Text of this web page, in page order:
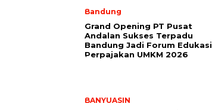
Bandung
Grand Opening PT Pusat
Andalan Sukses Terpadu
Bandung Jadi Forum Edukasi
Perpajakan UMKM 2026
BANYUASIN